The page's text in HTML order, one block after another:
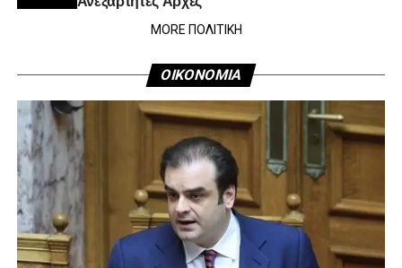
MORE ΠΟΛΙΤΙΚΗ
ΟΙΚΟΝΟΜΙΑ